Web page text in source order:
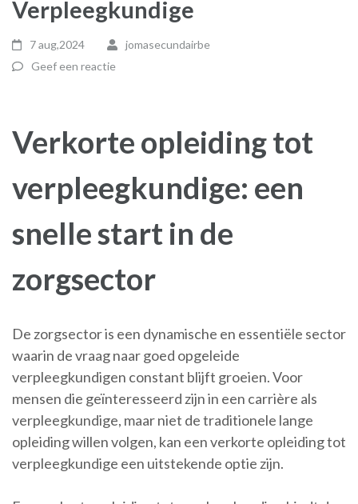
Verpleegkundige
7 aug,2024
jomasecundairbe
Geef een reactie
Verkorte opleiding tot
verpleegkundige: een
snelle start in de
zorgsector
De zorgsector is een dynamische en essentiële sector
waarin de vraag naar goed opgeleide
verpleegkundigen constant blijft groeien. Voor
mensen die geïnteresseerd zijn in een carrière als
verpleegkundige, maar niet de traditionele lange
opleiding willen volgen, kan een verkorte opleiding tot
verpleegkundige een uitstekende optie zijn.